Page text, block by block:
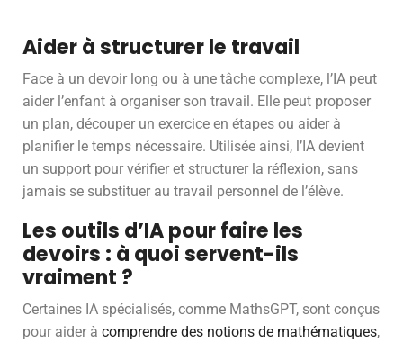
Aider à structurer le travail
Face à un devoir long ou à une tâche complexe, l’IA peut
aider l’enfant à organiser son travail. Elle peut proposer
un plan, découper un exercice en étapes ou aider à
planifier le temps nécessaire. Utilisée ainsi, l’IA devient
un support pour vérifier et structurer la réflexion, sans
jamais se substituer au travail personnel de l’élève.
Les outils d’IA pour faire les
devoirs : à quoi servent-ils
vraiment ?
Certaines IA spécialisés, comme MathsGPT, sont conçus
pour aider à comprendre des notions de mathématiques,